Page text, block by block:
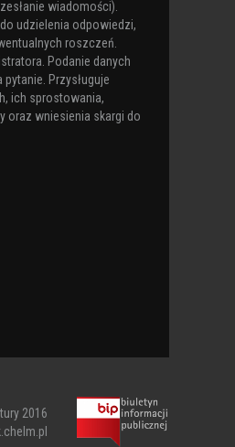
wiadomości).
udzielenia odpowiedzi,
roszczeń.
Podanie danych
Przysługuje
ich sprostowania,
oraz wniesienia skargi do
2016